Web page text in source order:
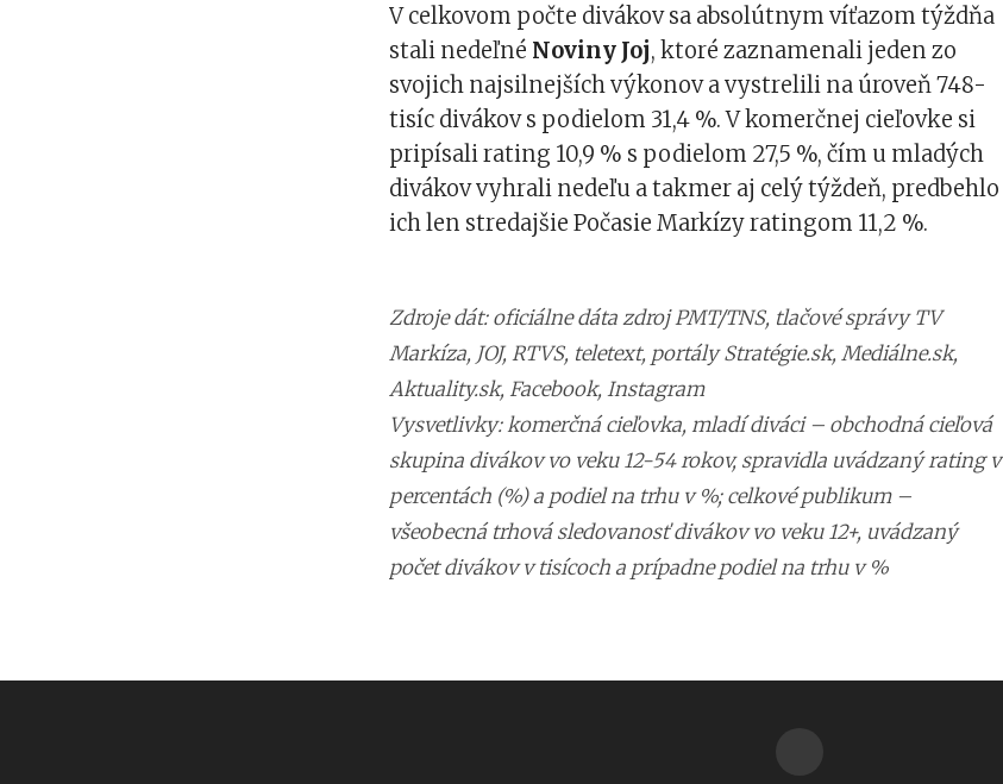
V celkovom počte divákov sa absolútnym víťazom týždňa
stali nedeľné Noviny Joj, ktoré zaznamenali jeden zo
svojich najsilnejších výkonov a vystrelili na úroveň 748-
tisíc divákov s podielom 31,4 %. V komerčnej cieľovke si
pripísali rating 10,9 % s podielom 27,5 %, čím u mladých
divákov vyhrali nedeľu a takmer aj celý týždeň, predbehlo
ich len stredajšie Počasie Markízy ratingom 11,2 %.
Zdroje dát: oficiálne dáta zdroj PMT/TNS, tlačové správy TV
Markíza, JOJ, RTVS, teletext, portály Stratégie.sk, Mediálne.sk,
Aktuality.sk, Facebook, Instagram
Vysvetlivky: komerčná cieľovka, mladí diváci – obchodná cieľová
skupina divákov vo veku 12-54 rokov, spravidla uvádzaný rating v
percentách (%) a podiel na trhu v %; celkové publikum –
všeobecná trhová sledovanosť divákov vo veku 12+, uvádzaný
počet divákov v tisícoch a prípadne podiel na trhu v %